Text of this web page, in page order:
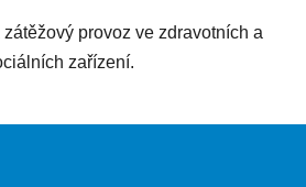
provoz ve zdravotních a
zařízení.